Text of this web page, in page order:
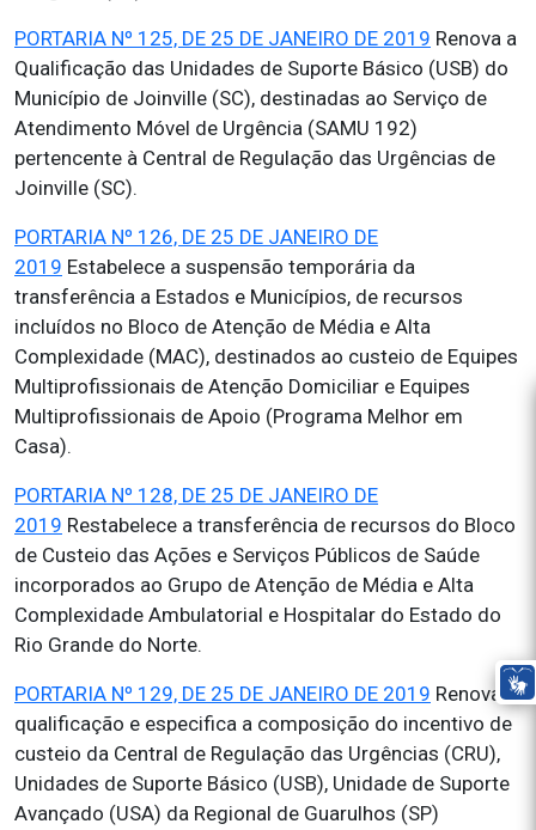
PORTARIA Nº 125, DE 25 DE JANEIRO DE 2019 Renova a
Qualificação das Unidades de Suporte Básico (USB) do
Município de Joinville (SC), destinadas ao Serviço de
Atendimento Móvel de Urgência (SAMU 192)
pertencente à Central de Regulação das Urgências de
Joinville (SC).
PORTARIA Nº 126, DE 25 DE JANEIRO DE
2019 Estabelece a suspensão temporária da
transferência a Estados e Municípios, de recursos
incluídos no Bloco de Atenção de Média e Alta
Complexidade (MAC), destinados ao custeio de Equipes
Multiprofissionais de Atenção Domiciliar e Equipes
Multiprofissionais de Apoio (Programa Melhor em
Casa).
PORTARIA Nº 128, DE 25 DE JANEIRO DE
2019 Restabelece a transferência de recursos do Bloco
de Custeio das Ações e Serviços Públicos de Saúde
incorporados ao Grupo de Atenção de Média e Alta
Complexidade Ambulatorial e Hospitalar do Estado do
Rio Grande do Norte.
PORTARIA Nº 129, DE 25 DE JANEIRO DE 2019 Renova a
qualificação e especifica a composição do incentivo de
custeio da Central de Regulação das Urgências (CRU),
Unidades de Suporte Básico (USB), Unidade de Suporte
Avançado (USA) da Regional de Guarulhos (SP)